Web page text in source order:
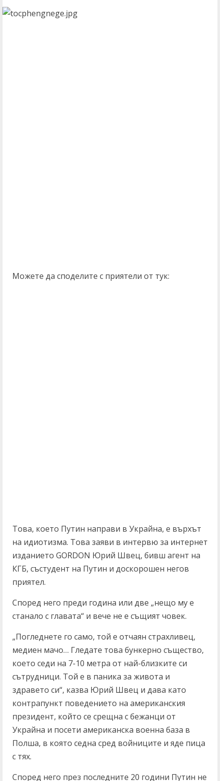
Можете да споделите с приятели от тук:
Това, което Путин направи в Украйна, е върхът
на идиотизма. Това заяви в интервю за интернет
изданието GORDON Юрий Швец, бивш агент на
КГБ, състудент на Путин и доскорошен негов
приятел.
Според него преди година или две „нещо му е
станало с главата“ и вече не е същият човек.
„Погледнете го само, той е отчаян страхливец,
медиен мачо… Гледате това бункерно същество,
което седи на 7-10 метра от най-близките си
сътрудници. Той е в паника за живота и
здравето си“, казва Юрий Швец и дава като
контрапункт поведението на американския
президент, който се срещна с бежанци от
Украйна и посети американска военна база в
Полша, в която седна сред войниците и яде пица
с тях.
Според него през последните 20 години Путин не